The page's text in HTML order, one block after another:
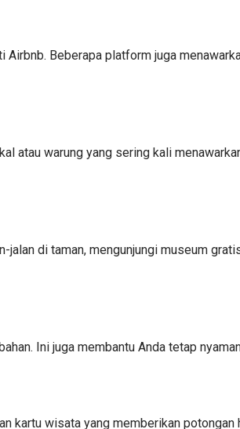
Beberapa platform juga
warung yang sering kali
di taman, mengunjungi museum
Ini juga membantu Anda tetap
kartu wisata yang memberikan